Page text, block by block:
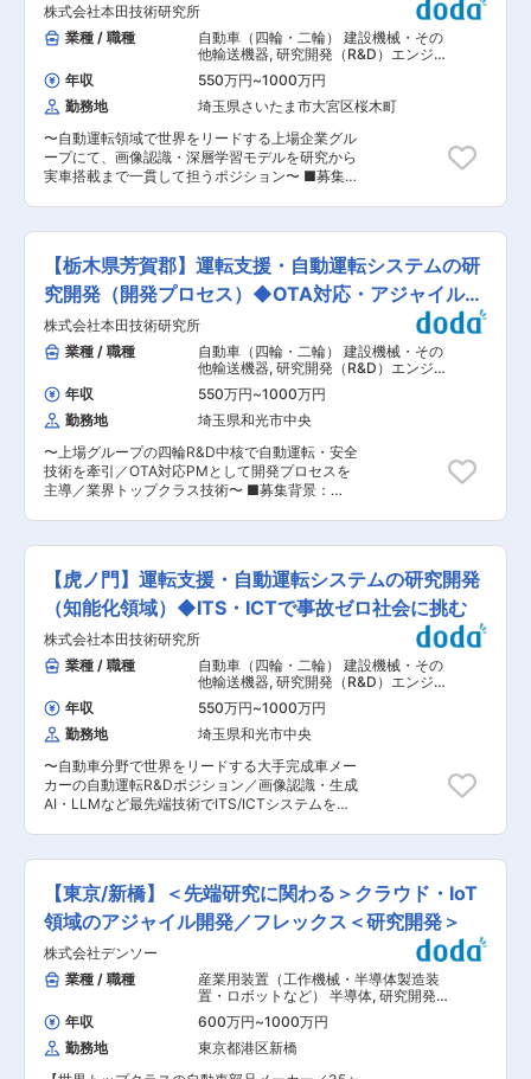
や経験に応じていずれかの分野を重点的に担当い
ただきます。 ■身につくスキル ・常に最先端技
術を調査評価することで、技術スキルや業界知識
を日々アップデート可能 ・世界の業界関係者との
人脈が拡大・深化 ・NTT東日本を通じて日本の地
域社会の変革に貢献でき、ソーシャルイノベーシ
ョンに参画する経験が得られる ■魅力 先端技術
を用いて地域社会に新たな価値を提供していく目
的で設立された、真っ新な組織です(2023.10発
価し、地域社会に役立てていくやりがいのある業
務をお願いしたいと思っています。世界の新技術
非あなたの力を貸してください！
端科学技術の研究・開発を行っています。日本に
加え、欧州・米国にも姉妹会社を構え、国内外の
大学やアカデミックパートナーとの共同研究を通
じて、次世代AIを軸に新技術領域のフロンティア
研究に取り組んでいます。活動理念は「Innovate
through Science」。原理探究と社会実装を両立
する研究を通じて、人々の暮らしや社会に新たな
価値を創出することを目指しています。 ■募集背
景： 弊社では、新たな研究領域として量子技術研
究の立ち上げを進めています。 量子コンピューテ
ィング・量子通信分野において、将来的なモビリ
研究開発を担うコアメンバーを募集します。 本ポ
ジションは、既存の研究テーマに参画するのでは
なく、Hondaの量子技術研究の方向性を描き、自
ら研究領域を切り拓いていくことが期待されるポ
ジションです。研究テーマの創出から研究開発の
推進まで、主体的に携わることができます。 ■業
務詳細： ・社外コンソーシアム等と連携し量子研
究の適応分野や進展などの現状把握 ・ホンダグル
ープ内部署や姉妹会社と連携し、量子研究の戦略
を構築 ・社外研究機関と連携し、具体的な分野で
の量子アルゴリズム研究を推進 ■仕事の特色：
新たに立ち上げる量子技術研究の中核メンバーと
して、量子技術分野の最先端動向を見極めなが
立案し、量子アルゴリズムの研究開発を主体的に
推進していただきます。 また、自らの研究成果を
し、Hondaの量子技術研究のプレゼンス向上にも
貢献していただくことを期待しています。 変更の
範囲：会社の定める業務
株式会社本田技術研究所
業種 / 職種
自動車（四輪・二輪） 建設機械・その
他輸送機器, 研究開発（R&D）エンジニ
ア データサイエンティスト・エンジニ
アリング
年収 550万円~1000万円
勤務地
埼玉県さいたま市大宮区桜木町
〜自動運転領域で世界をリードする上場企業グル
ープにて、画像認識・深層学習モデルを研究から
実車搭載まで一貫して担うポジション〜 ■募集背
信頼でき」「思わず出かけたくなる」をコンセプ
トに自動運転システムの研究開発を行っていま
す。 クルマを乗る時に必ず発生してしまう事故リ
スクを極限までゼロに近づけることがミッショ
ン。単に高機能化するだけではなく、必要な機能
を広く普及可能なコストで実現することも同時に
求められます。 「安心して自由に移動する喜び」
を全てのお客様に提供するために、世界に先駆け
て安全・安心・環境負荷軽減の高い価値を持つ自
動運転・運転支援システムを研究開発し、商品化
することを目指しています。 クルマを通して笑顔
になる人を一人でも増やすため、高齢者や運転が
得意でない人々の日々の移動を支えるため、各地
域向けに最適化されるベースとなる商品開発から
最先端の技術開発まで、「グローバルのHonda四
輪開発をリードする仲間」を求めています。 ■業
ョン・機械学習モデルの設計・学習・評価・実装
までを一貫して担っていただきます。エッジデバ
イス向けのモデル開発のみならず、ワールドモデ
ル等の基盤モデル領域も含めた要素研究や学習手
法の開発など、研究開発フェーズから「実車搭
載・量産・運用」を見据えたモデル開発や学習手
法の構築、評価がミッションです。 ■業務詳細：
◇End-to-End (E2E) の自動運転/運転支援向けモ
デルの設計・実装 ◇VLA/ワールドモデル等の自
動運転・運転支援領域への応用研究・実装 ◇機械
学習モデルの学習に関するアルゴリズム開発
◇E2Eモデルのアプリケーション ◇推論モデルを
車両ECUへ適用するための最適化軽量化・高速化
Python, C++, PyTorch, TensorFlow, Docker,
Kubernetes, AWS/GCP, Git/GitHub Enterprise 等
【栃木県芳賀郡】運転支援・自動運転システムの研
究開発（開発プロセス）◆OTA対応・アジャイル推
進等
株式会社本田技術研究所
業種 / 職種
自動車（四輪・二輪） 建設機械・その
他輸送機器, 研究開発（R&D）エンジニ
ア プロジェクトマネージャー
年収 550万円~1000万円
勤務地
埼玉県和光市中央
〜上場グループの四輪R&D中核で自動運転・安全
技術を牽引／OTA対応PMとして開発プロセスを
主導／業界トップクラス技術〜 ■募集背景：
しています。クルマを乗る時に必ず発生してしま
う事故リスクを極限までゼロに近づけることがミ
ッションです。単に高機能化するだけではなく、
必要な機能を広く普及可能なコストで実現するこ
とも同時に求められます。 「安心して自由に移動
する喜び」を全てのお客様に提供するために、世
界に先駆けて安全・安心・環境負荷軽減の高い価
値を持つITS/ICTシステムを研究開発し、商品化
を目指しています。 クルマを通して笑顔になる人
を一人でも増やすために、各地域向けに最適化さ
れるベースとなる商品開発から最先端の技術開発
まで、「グローバルのHonda四輪開発をリードす
る仲間」を求めています。 ■業務内容： 先進安
全支援システム（運転支援・自動運転・駐車支
援）と視界支援システムにおけるOTA（Over The
Air：車両などのデバイスのソフトウェアを無線通
各開発部門の開発プロジェクトマネージメント ◇
アジャイル開発シフトにむけたプロセスのセット
アップ ◇開発リスクの査定、エスカレーション ※
専門性や適性、会社ニーズなどを踏まえ、会社が
定める業務への配置転換を命じる場合がありま
す。 ■魅力・やりがい： ・Honda Sensing、自
動運転、自動駐車、視界支援領域において、業界
の中でもトップクラスの性能とスピードで新技術
の上市を行なっており、業界をリードできるポジ
ションを担う可能性を秘めております。 ・最先端
【虎ノ門】運転支援・自動運転システムの研究開発
（知能化領域）◆ITS・ICTで事故ゼロ社会に挑む
株式会社本田技術研究所
業種 / 職種
自動車（四輪・二輪） 建設機械・その
他輸送機器, 研究開発（R&D）エンジニ
ア データサイエンティスト・エンジニ
アリング
年収 550万円~1000万円
勤務地
埼玉県和光市中央
〜自動車分野で世界をリードする大手完成車メー
カーの自動運転R&Dポジション／画像認識・生成
AI・LLMなど最先端技術でITS/ICTシステムを開
移動の喜びを提供するため、「ドライバーが心か
ら信頼でき」「思わず出かけたくなる」をコンセ
プトに自動運転システムの研究開発を行っていま
す。 クルマを乗る時に必ず発生してしまう事故リ
スクを極限までゼロに近づけることがミッショ
ン。単に高機能化するだけではなく、必要な機能
を広く普及可能なコストで実現することも同時に
求められます。 「安心して自由に移動する喜び」
を全てのお客様に提供するために、世界に先駆け
て安全・安心・環境負荷軽減の高い価値を持つ
ITS/ICTシステムを研究開発し、商品化すること
を目指しています。 クルマを通して笑顔になる人
【東京/新橋】＜先端研究に関わる＞クラウド・IoT
領域のアジャイル開発／フレックス＜研究開発＞
株式会社デンソー
業種 / 職種
産業用装置（工作機械・半導体製造装
置・ロボットなど） 半導体, 研究開発
（R&D）エンジニア Webサービス・プ
ロジェクトマネジャー
年収 600万円~1000万円
勤務地
東京都港区新橋